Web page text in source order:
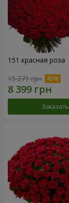
151 красная роза
15 271 грн
Заказать